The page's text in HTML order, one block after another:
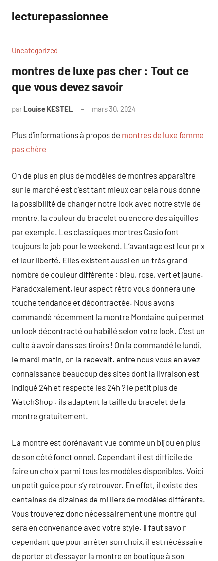
contenu
lecturepassionnee
Uncategorized
montres de luxe pas cher : Tout ce
que vous devez savoir
par Louise KESTEL mars 30, 2024
Plus d’informations à propos de montres de luxe femme
pas chère
On de plus en plus de modèles de montres apparaître
sur le marché est c’est tant mieux car cela nous donne
la possibilité de changer notre look avec notre style de
montre, la couleur du bracelet ou encore des aiguilles
par exemple. Les classiques montres Casio font
toujours le job pour le weekend. L’avantage est leur prix
et leur liberté. Elles existent aussi en un très grand
nombre de couleur différente : bleu, rose, vert et jaune.
Paradoxalement, leur aspect rétro vous donnera une
touche tendance et décontractée. Nous avons
commandé récemment la montre Mondaine qui permet
un look décontracté ou habillé selon votre look. C’est un
culte à avoir dans ses tiroirs ! On la commandé le lundi,
le mardi matin, on la recevait. entre nous vous en avez
connaissance beaucoup des sites dont la livraison est
indiqué 24h et respecte les 24h ? le petit plus de
WatchShop : ils adaptent la taille du bracelet de la
montre gratuitement.
La montre est dorénavant vue comme un bijou en plus
de son côté fonctionnel. Cependant il est difficile de
faire un choix parmi tous les modèles disponibles. Voici
un petit guide pour s’y retrouver. En effet, il existe des
centaines de dizaines de milliers de modèles différents.
Vous trouverez donc nécessairement une montre qui
sera en convenance avec votre style. il faut savoir
cependant que pour arrêter son choix, il est nécéssaire
de porter et d’essayer la montre en boutique à son